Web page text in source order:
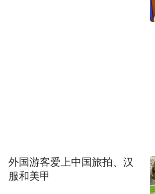
外国游客爱上中国旅拍、汉
服和美甲